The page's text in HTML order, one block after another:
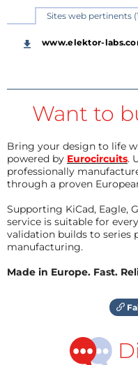
Sites web pertinents
www.elektor-
Want to
Bring your design to life
powered by Eurocircuits.
professionally
through a proven
Supporting KiCad, Eagle,
service is suitable for
validation builds to series
manufacturing.
Made in Europe. Fast.